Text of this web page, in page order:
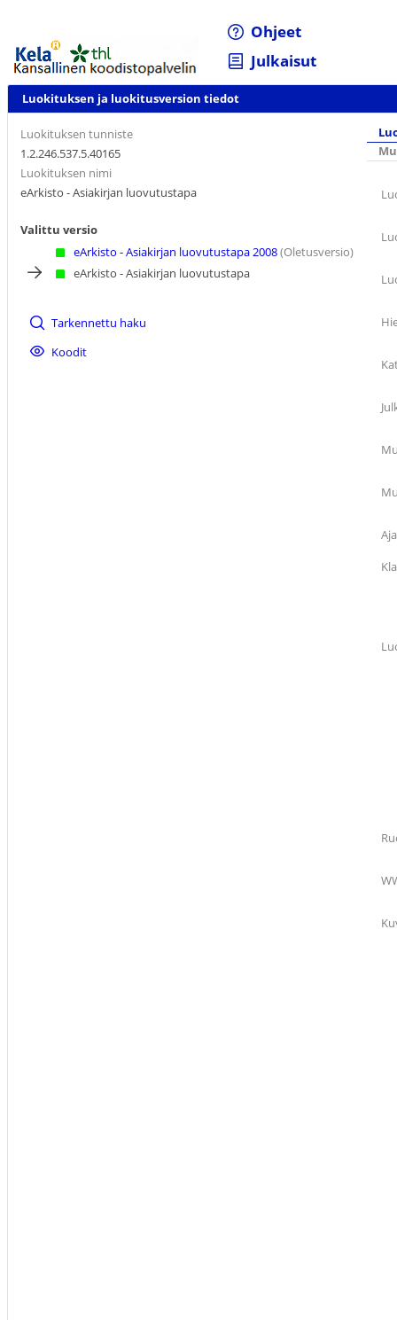
Ohjeet
Julkaisut
Luokituksen ja luokitusversion tiedot
Luokituksen tunniste
1.2.246.537.5.40165
Luokituksen nimi
eArkisto - Asiakirjan luovutustapa
Valittu versio
eArkisto - Asiakirjan luovutustapa 2008(Oletusversio)
eArkisto - Asiakirjan luovutustapa
Tarkennettu haku
Koodit